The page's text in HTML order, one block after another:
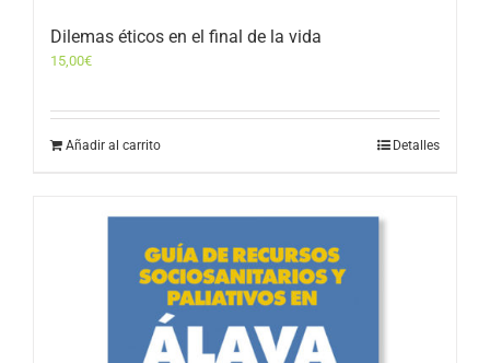
Dilemas éticos en el final de la vida
15,00€
Añadir al carrito Detalles